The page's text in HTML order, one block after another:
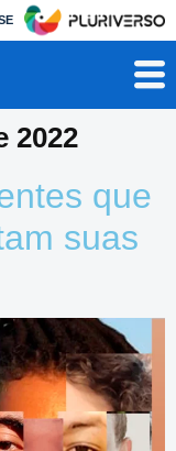
2022
que
suas